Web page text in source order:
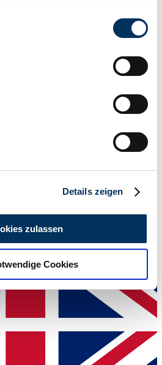
widerrufen
Ihre geografische Lage
(Fingerprinting) identifizieren
wie Ihre persönlichen Daten
wir Informationen zu Ihrer
an unsere Partner für
und Analysen weiter. Unsere
möglicherweise mit
die Sie ihnen bereitgestellt
Ihrer Nutzung der Dienste
Details zeigen
zulassen
Cookies